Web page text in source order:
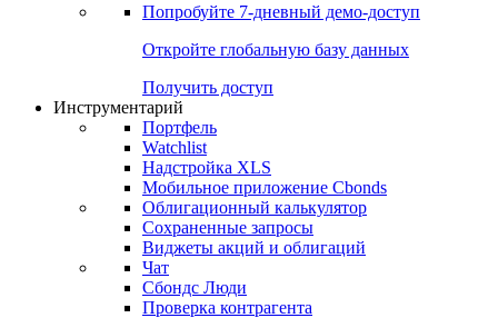
Попробуйте 7-дневный демо-доступ
Откройте глобальную базу данных
Получить доступ
Инструментарий
Портфель
Watchlist
Надстройка XLS
Мобильное приложение Cbonds
Облигационный калькулятор
Сохраненные запросы
Виджеты акций и облигаций
Чат
Сбондс Люди
Проверка контрагента